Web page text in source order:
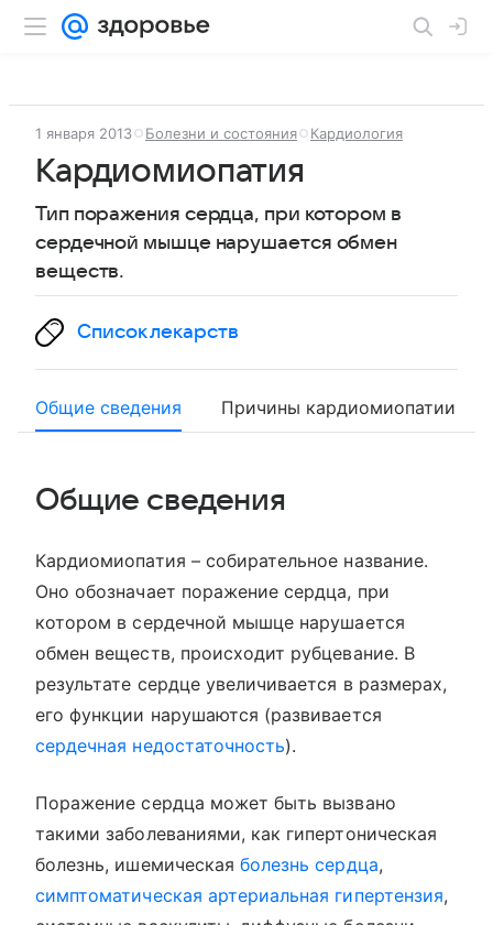
1 января 2013 Болезни и состояния Кардиология
Кардиомиопатия
Тип поражения сердца, при котором в
сердечной мышце нарушается обмен
веществ.
Список лекарств
Общие сведения Причины кардиомиопатии
Общие сведения
Кардиомиопатия – собирательное название.
Оно обозначает поражение сердца, при
котором в сердечной мышце нарушается
обмен веществ, происходит рубцевание. В
результате сердце увеличивается в размерах,
его функции нарушаются (развивается
сердечная недостаточность).
Поражение сердца может быть вызвано
такими заболеваниями, как гипертоническая
болезнь, ишемическаяболезнь сердца,
симптоматическая артериальная гипертензия,